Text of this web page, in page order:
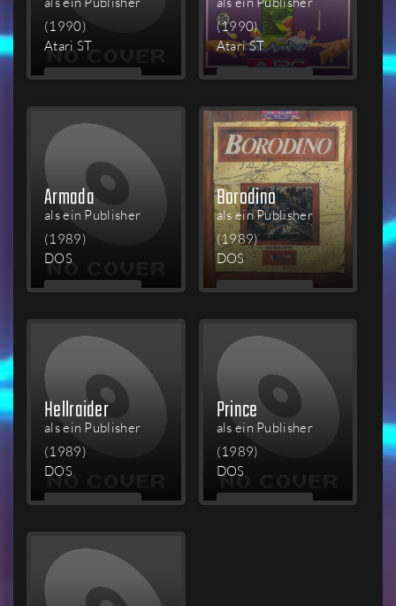
(1990)
Atari ST
MEHR
(1990)
Atari ST
MEHR
Armada
als ein Publisher
(1989)
DOS
MEHR
Borodino
als ein Publisher
(1989)
DOS
MEHR
Hellraider
als ein Publisher
(1989)
DOS
MEHR
Prince
als ein Publisher
(1989)
DOS
MEHR